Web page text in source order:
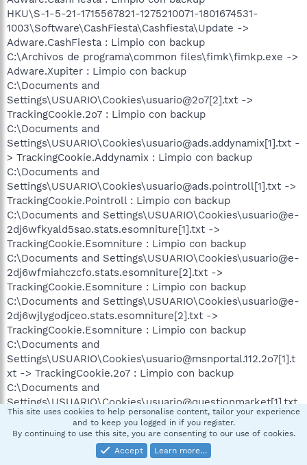
HKU\S-1-5-21-1715567821-1275210071-1801674531-
1003\Software\CashFiesta\Cashfiesta\Update ->
Adware.CashFiesta : Limpio con backup
C:\Archivos de programa\common files\fimk\fimkp.exe ->
Adware.Xupiter : Limpio con backup
C:\Documents and
Settings\USUARIO\Cookies\usuario@2o7[2].txt ->
TrackingCookie.2o7 : Limpio con backup
C:\Documents and
Settings\USUARIO\Cookies\usuario@ads.addynamix[1].txt -
> TrackingCookie.Addynamix : Limpio con backup
C:\Documents and
Settings\USUARIO\Cookies\usuario@ads.pointroll[1].txt ->
TrackingCookie.Pointroll : Limpio con backup
C:\Documents and Settings\USUARIO\Cookies\usuario@e-
2dj6wfkyald5sao.stats.esomniture[1].txt ->
TrackingCookie.Esomniture : Limpio con backup
C:\Documents and Settings\USUARIO\Cookies\usuario@e-
2dj6wfmiahczcfo.stats.esomniture[2].txt ->
TrackingCookie.Esomniture : Limpio con backup
C:\Documents and Settings\USUARIO\Cookies\usuario@e-
2dj6wjlygodjceo.stats.esomniture[2].txt ->
TrackingCookie.Esomniture : Limpio con backup
C:\Documents and
Settings\USUARIO\Cookies\usuario@msnportal.112.2o7[1].t
xt -> TrackingCookie.2o7 : Limpio con backup
C:\Documents and
Settings\USUARIO\Cookies\usuario@questionmarket[1].txt
-> TrackingCookie.Questionmarket : Limpio con backup
C:\Documents and
Settings\USUARIO\Cookies\usuario@z1.adserver[1].txt ->
TrackingCookie.Adserver : Limpio con backup
This site uses cookies to help personalise content, tailor your experience
and to keep you logged in if you register.
By continuing to use this site, you are consenting to our use of cookies.
Accept
Learn more…